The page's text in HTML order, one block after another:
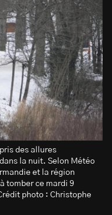
des allures
la nuit. Selon Météo
et la région
tomber ce mardi 9
photo : Christophe